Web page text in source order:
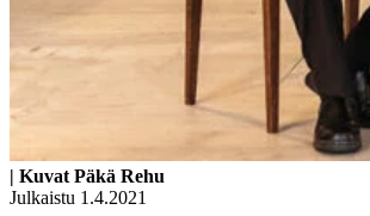
| Kuvat Päkä Rehu
Julkaistu 1.4.2021